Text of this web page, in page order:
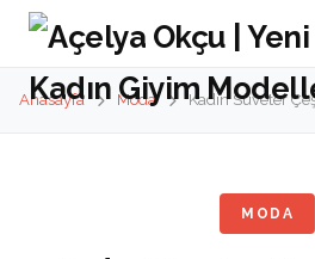
Anasayfa Moda
MODA